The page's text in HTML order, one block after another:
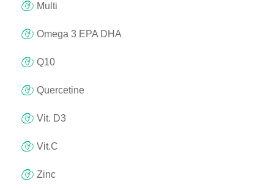
Multi
Omega 3 EPA DHA
Q10
Quercetine
Vit. D3
Vit.C
Zinc